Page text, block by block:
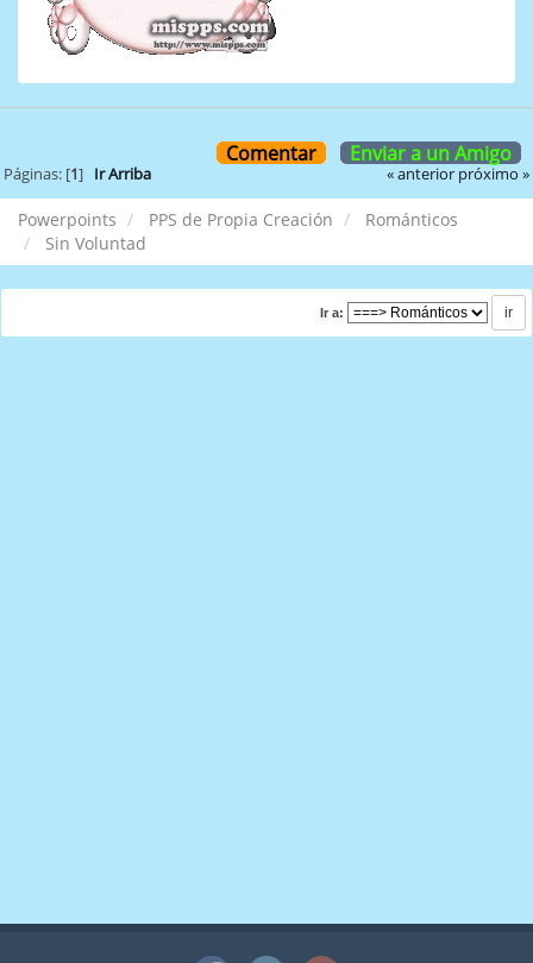
Comentar Enviar a un Amigo
Páginas: [1] Ir Arriba « anterior próximo »
Powerpoints PPS de Propia Creación
Románticos
Sin Voluntad
Ir a: